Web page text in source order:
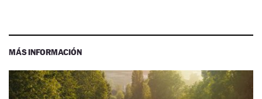
MÁS INFORMACIÓN